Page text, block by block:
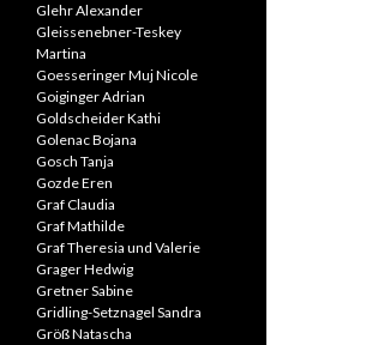
Glehr Alexander
Gleissenebner-Teskey
Martina
Goesseringer Muj Nicole
Goiginger Adrian
Goldscheider Kathi
Golenac Bojana
Gosch Tanja
Gozde Eren
Graf Claudia
Graf Mathilde
Graf Theresia und Valerie
Grager Hedwig
Gretner Sabine
Gridling-Setznagel Sandra
Größ Natascha